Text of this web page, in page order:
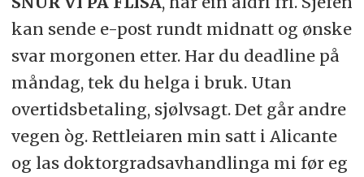
kan sende e-post rundt midnatt og ønske
svar morgonen etter. Har du deadline på
måndag, tek du helga i bruk. Utan
overtidsbetaling, sjølvsagt. Det går andre
vegen òg. Rettleiaren min satt i Alicante
og las doktorgradsavhandlinga mi før eg